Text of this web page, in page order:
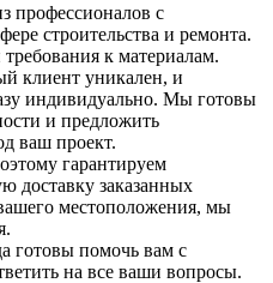
профессионалов с
строительства и ремонта.
к материалам.
клиент уникален, и
индивидуально. Мы готовы
и предложить
ваш проект.
гарантируем
доставку заказанных
местоположения, мы
готовы помочь вам с
на все ваши вопросы.